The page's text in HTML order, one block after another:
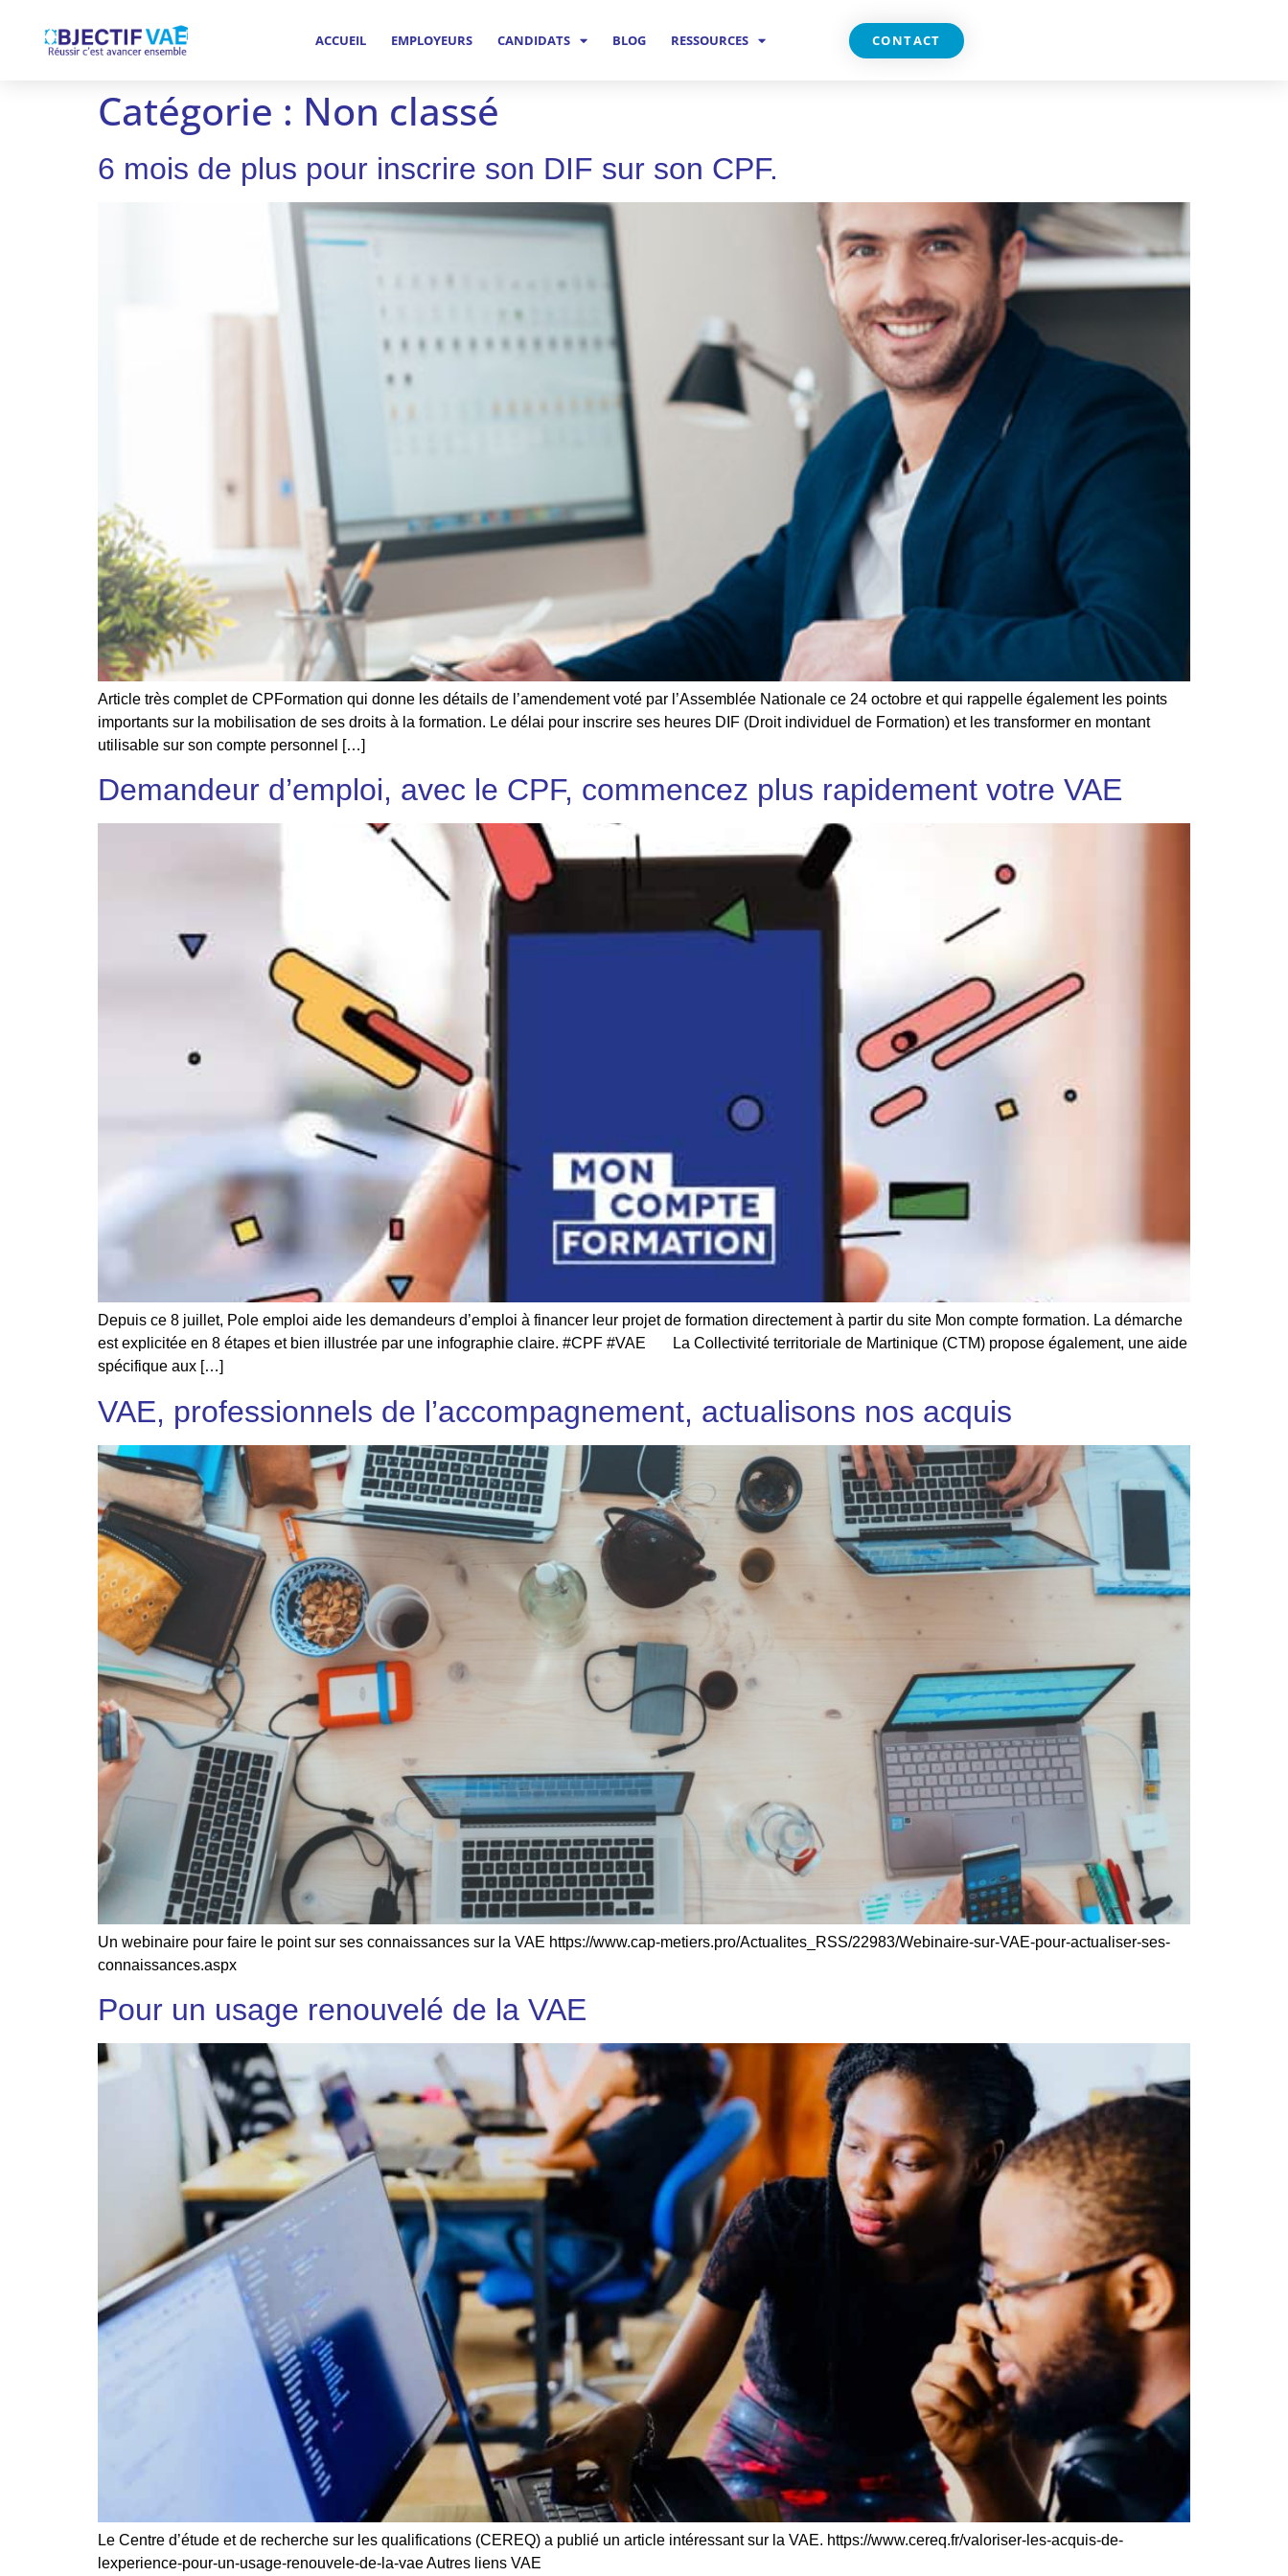
ACCUEIL EMPLOYEURS CANDIDATS BLOG RESSOURCES CONTACT
Catégorie : Non classé
6 mois de plus pour inscrire son DIF sur son CPF.
Article très complet de CPFormation qui donne les détails de l’amendement voté par l’Assemblée Nationale ce 24 octobre et qui rappelle également les points
importants sur la mobilisation de ses droits à la formation. Le délai pour inscrire ses heures DIF (Droit individuel de Formation) et les transformer en montant
utilisable sur son compte personnel […]
Demandeur d’emploi, avec le CPF, commencez plus rapidement votre VAE
Depuis ce 8 juillet, Pole emploi aide les demandeurs d’emploi à financer leur projet de formation directement à partir du site Mon compte formation. La démarche
est explicitée en 8 étapes et bien illustrée par une infographie claire. #CPF #VAE La Collectivité territoriale de Martinique (CTM) propose également, une aide
spécifique aux […]
VAE, professionnels de l’accompagnement, actualisons nos acquis
Un webinaire pour faire le point sur ses connaissances sur la VAE https://www.cap-metiers.pro/Actualites_RSS/22983/Webinaire-sur-VAE-pour-actualiser-ses-
connaissances.aspx
Pour un usage renouvelé de la VAE
Le Centre d’étude et de recherche sur les qualifications (CEREQ) a publié un article intéressant sur la VAE. https://www.cereq.fr/valoriser-les-acquis-de-
lexperience-pour-un-usage-renouvele-de-la-vae Autres liens VAE